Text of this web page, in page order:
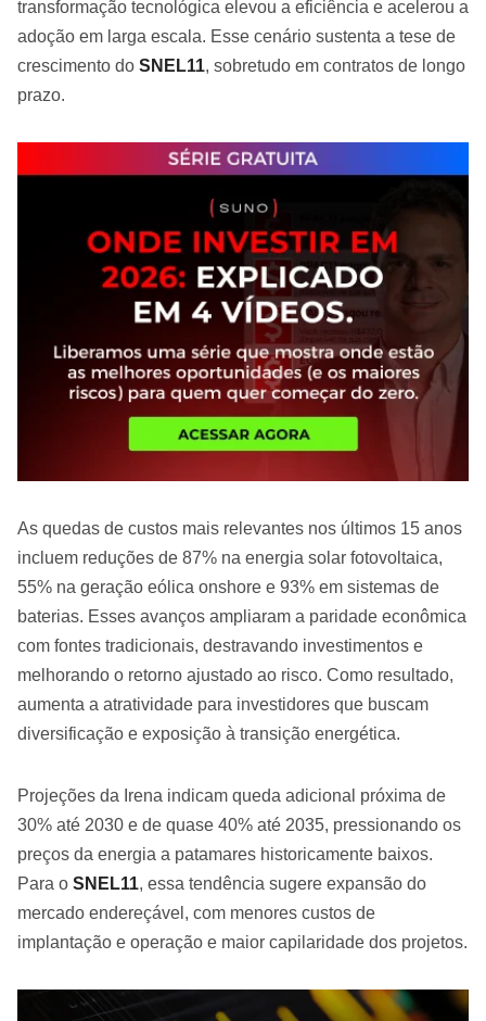
transformação tecnológica elevou a eficiência e acelerou a
adoção em larga escala. Esse cenário sustenta a tese de
crescimento do SNEL11, sobretudo em contratos de longo
prazo.
As quedas de custos mais relevantes nos últimos 15 anos
incluem reduções de 87% na energia solar fotovoltaica,
55% na geração eólica onshore e 93% em sistemas de
baterias. Esses avanços ampliaram a paridade econômica
com fontes tradicionais, destravando investimentos e
melhorando o retorno ajustado ao risco. Como resultado,
aumenta a atratividade para investidores que buscam
diversificação e exposição à transição energética.
Projeções da Irena indicam queda adicional próxima de
30% até 2030 e de quase 40% até 2035, pressionando os
preços da energia a patamares historicamente baixos.
Para o SNEL11, essa tendência sugere expansão do
mercado endereçável, com menores custos de
implantação e operação e maior capilaridade dos projetos.